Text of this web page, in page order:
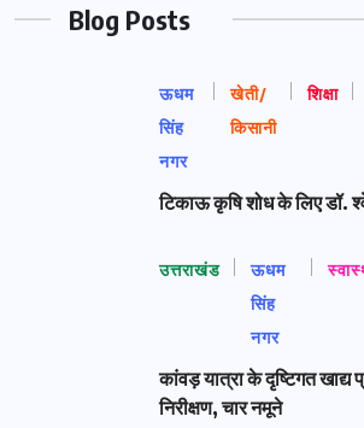
Blog Posts
ऊधम
सिंह
नगर
खेती/
किसानी
शिक्षा
टिकाऊ कृषि शोध के लिए डॉ.
उत्तराखंड
ऊधम
सिंह
नगर
कांवड़ यात्रा के दृष्टिगत खाद्य
निरीक्षण, चार नमूने